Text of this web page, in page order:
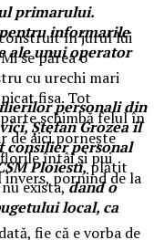
primarului.
pentru informarile
ale unui operator
personali din
Ştefan Grozea il
consilier personal
Ploiesti, plătit
exista,dand o
local, ca
în jurul lui
se părea o
cu urechi mari
fisa. Tot
schimbă felul în
de aici pornește
întâi și pui
pornind de la
fie că e vorba de